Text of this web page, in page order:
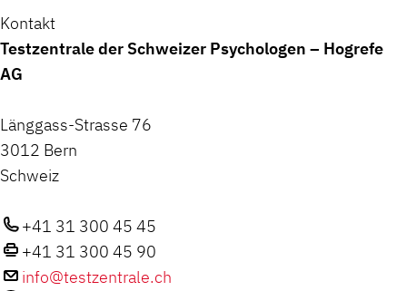
Kontakt
Testzentrale der Schweizer Psychologen – Hogrefe
AG
Länggass-Strasse 76
3012 Bern
Schweiz
+41 31 300 45 45
+41 31 300 45 90
info@testzentrale.ch